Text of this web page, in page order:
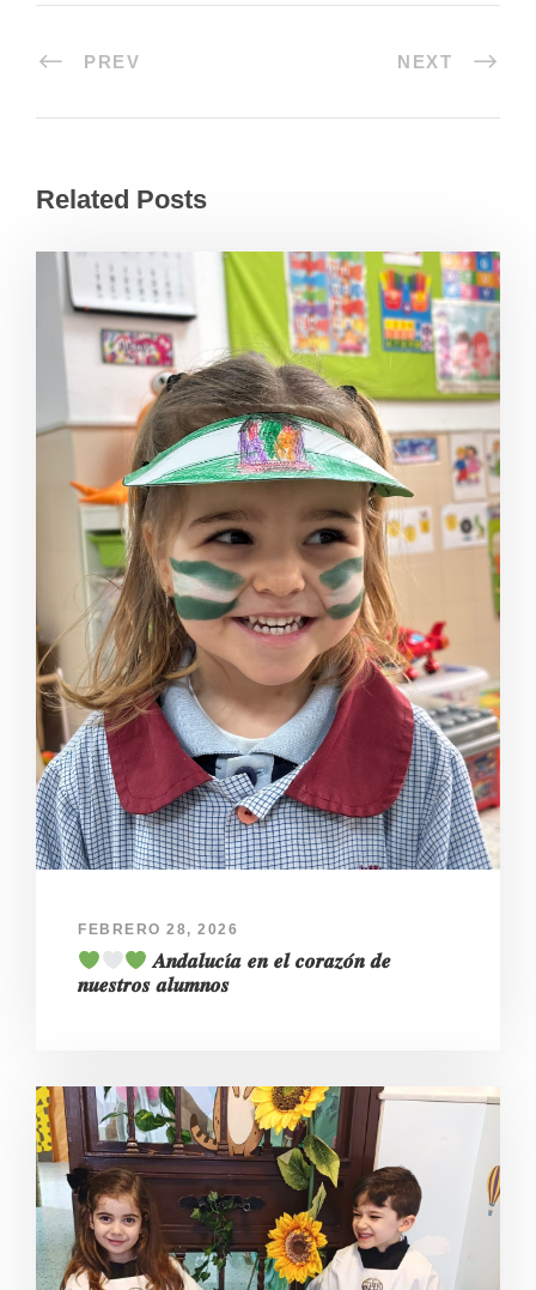
PREV NEXT
Related Posts
FEBRERO 28, 2026
𝑨𝒏𝒅𝒂𝒍𝒖𝒄𝜾́𝒂 𝒆𝒏 𝒆𝒍 𝒄𝒐𝒓𝒂𝒛𝒐́𝒏 𝒅𝒆
𝒏𝒖𝒆𝒔𝒕𝒓𝒐𝒔 𝒂𝒍𝒖𝒎𝒏𝒐𝒔